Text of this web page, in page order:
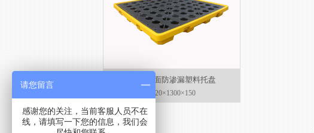
91号 单面防渗漏塑料托盘
1320×1300×150
请您留言
感谢您的关注，当前客服人员不在
线，请填写一下您的信息，我们会